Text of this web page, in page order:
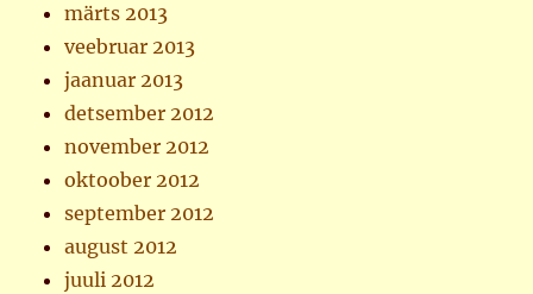
märts 2013
veebruar 2013
jaanuar 2013
detsember 2012
november 2012
oktoober 2012
september 2012
august 2012
juuli 2012